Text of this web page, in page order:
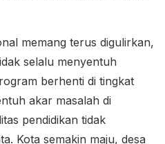
memang terus digulirkan,
selalu menyentuh
berhenti di tingkat
akar masalah di
pendidikan tidak
Kota semakin maju, desa